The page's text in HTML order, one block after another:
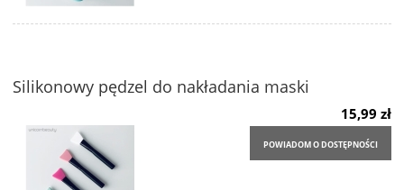
Silikonowy pędzel do nakładania maski
15,99 zł
POWIADOM O DOSTĘPNOŚCI